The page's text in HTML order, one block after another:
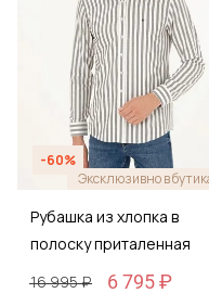
-60%
Эксклюзивно в
Рубашка из хлопка в
полоску приталенная
16 995 ₽
6 795 ₽